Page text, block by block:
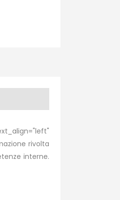
rivolta
interne.